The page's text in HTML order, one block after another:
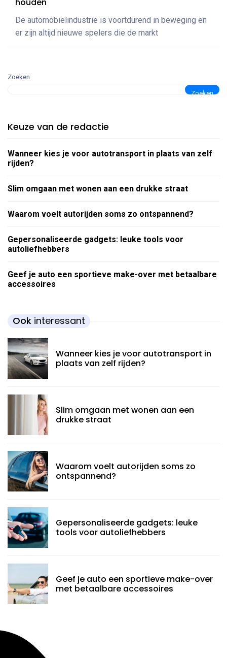
De automobielindustrie is voortdurend in beweging en
er zijn altijd nieuwe spelers die de markt
Zoeken
Zoeken
Keuze van de redactie
Wanneer kies je voor autotransport in plaats van zelf
rijden?
Slim omgaan met wonen aan een drukke straat
Waarom voelt autorijden soms zo ontspannend?
Gepersonaliseerde gadgets: leuke tools voor
autoliefhebbers
Geef je auto een sportieve make-over met betaalbare
accessoires
Ook interessant
Wanneer kies je voor autotransport in
plaats van zelf rijden?
Slim omgaan met wonen aan een
drukke straat
Waarom voelt autorijden soms zo
ontspannend?
Gepersonaliseerde gadgets: leuke
tools voor autoliefhebbers
Geef je auto een sportieve make-over
met betaalbare accessoires